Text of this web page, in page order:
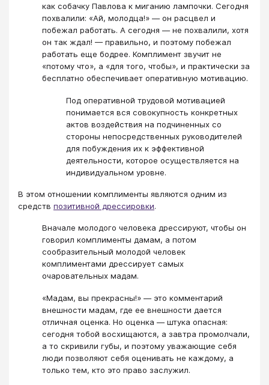
как собачку Павлова к миганию лампочки. Сегодня
похвалили: «Ай, молодца!» — он расцвел и
побежал работать. А сегодня — не похвалили, хотя
он так ждал! — правильно, и поэтому побежал
работать еще бодрее. Комплимент звучит не
«потому что», а «для того, чтобы», и практически за
бесплатно обеспечивает оперативную мотивацию.
Под оперативной трудовой мотивацией
понимается вся совокупность конкретных
актов воздействия на подчиненных со
стороны непосредственных руководителей
для побуждения их к эффективной
деятельности, которое осуществляется на
индивидуальном уровне.
В этом отношении комплименты являются одним из
средств позитивной дрессировки.
Вначале молодого человека дрессируют, чтобы он
говорил комплименты дамам, а потом
сообразительный молодой человек
комплиментами дрессирует самых
очаровательных мадам.
«Мадам, вы прекрасны!» — это комментарий
внешности мадам, где ее внешности дается
отличная оценка. Но оценка — штука опасная:
сегодня тобой восхищаются, а завтра промолчали,
а то скривили губы, и поэтому уважающие себя
люди позволяют себя оценивать не каждому, а
только тем, кто это право заслужил.